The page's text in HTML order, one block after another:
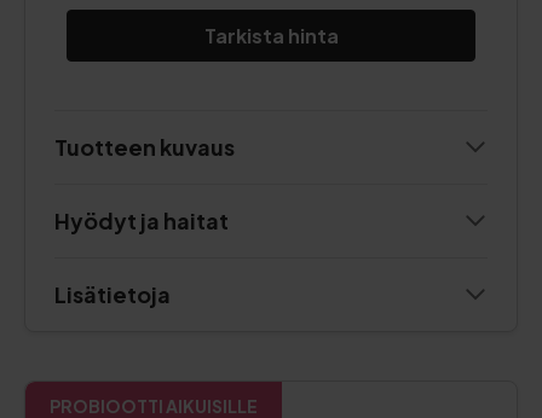
Tarkista hinta
Tuotteen kuvaus
Hyödyt ja haitat
Lisätietoja
PROBIOOTTI AIKUISILLE